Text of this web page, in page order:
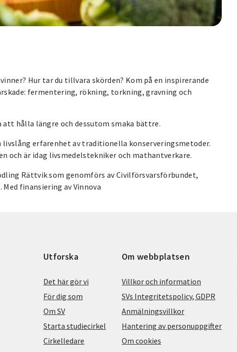
Hur tar du tillvara skörden? Kom på en inspirerande
fermentering, rökning, torkning, gravning och
hålla längre och dessutom smaka bättre.
livslång erfarenhet av traditionella konserveringsmetoder.
och är idag livsmedelstekniker och mathantverkare.
Rättvik som genomförs av Civilförsvarsförbundet,
finansiering av Vinnova
Utforska
Det här gör vi
För dig som
Om SV
Starta studiecirkel
Cirkelledare
Om webbplatsen
Villkor och information
SVs Integritetspolicy, GDPR
Anmälningsvillkor
Hantering av personuppgifter
Om cookies